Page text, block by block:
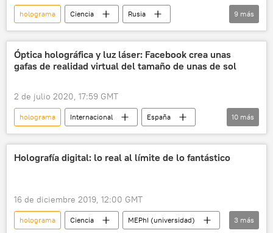
holograma Ciencia
Rusia
Internacional
futuro
luz
velocidad
información
MEPhI (universidad)
Tecnología
9 más
Óptica holográfica y luz láser: Facebook crea unas
gafas de realidad virtual del tamaño de unas de sol
2 de julio 2020, 17:59 GMT
holograma Internacional
España
Tecnología
Ciencia
realidad virtual
gafas de realidad virtual
10 más
Holografía digital: lo real al límite de lo fantástico
16 de diciembre 2019, 12:00 GMT
holograma Ciencia
MEPhI (universidad)
3 más